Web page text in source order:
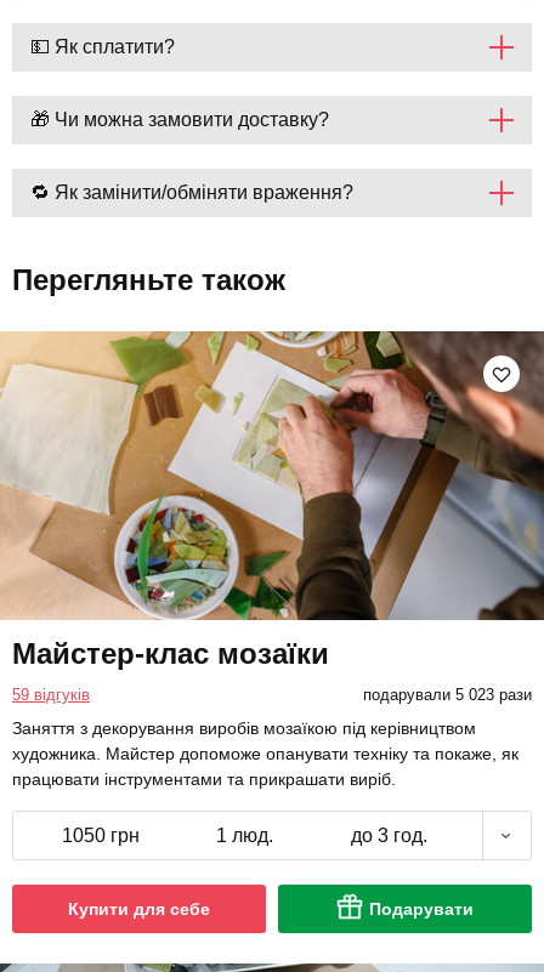
💵 Як сплатити?
🎁 Чи можна замовити доставку?
🔁 Як замінити/обміняти враження?
Перегляньте також
Майстер-клас мозаїки
59 відгуків подарували 5 023 рази
Заняття з декорування виробів мозаїкою під керівництвом
художника. Майстер допоможе опанувати техніку та покаже, як
працювати інструментами та прикрашати виріб.
1050 грн 1 люд. до 3 год.
Купити для себе Подарувати